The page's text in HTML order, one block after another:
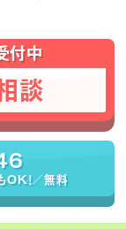
付中
談
！／無料